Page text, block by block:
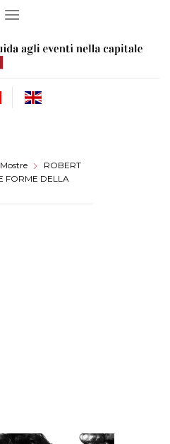
Mostre
ROBERT
FORME DELLA